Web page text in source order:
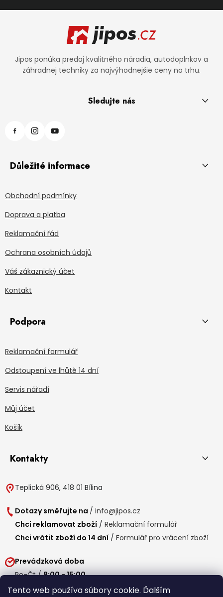
Tento web používa súbory cookie. Ďalším
Jipos ponúka predaj kvalitného náradia, autodoplnkov a
záhradnej techniky za najvýhodnejšie ceny na trhu.
Sledujte nás
Důležité informace
Obchodní podmínky
Doprava a platba
Reklamační řád
Ochrana osobních údajů
Váš zákaznický účet
Kontakt
Podpora
Reklamační formulář
Odstoupení ve lhůtě 14 dní
Servis nářadí
Můj účet
Košík
Kontakty
Teplická 906, 418 01 Bílina
Dotazy směřujte na / info@jipos.cz
Chci reklamovat zboží / Reklamační formulář
Chci vrátit zboží do 14 dní / Formulář pro vrácení zboží
Prevádzková doba
Po-Čt /8:00 - 15:00
Pá / 7:30 - 14:30